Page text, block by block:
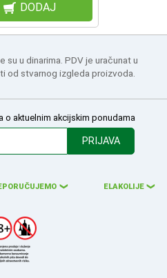
DODAJ
su u dinarima. PDV je uračunat u
od stvarnog izgleda proizvoda.
o aktuelnim akcijskim ponudama
PRIJAVA
❮ ELAKOLIJE ❮